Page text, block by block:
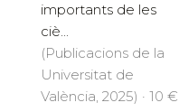
importants de les
ciè...
(Publicacions de la
Universitat de
València, 2025) · 10 €